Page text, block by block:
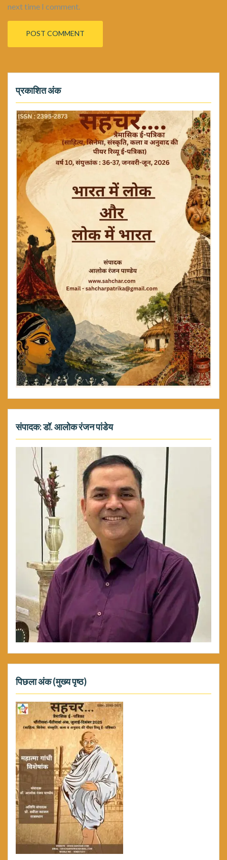
next time I comment.
प्रकाशित अंक
संपादक: डॉ. आलोक रंजन पांडेय
पिछला अंक (मुख्य पृष्ठ)